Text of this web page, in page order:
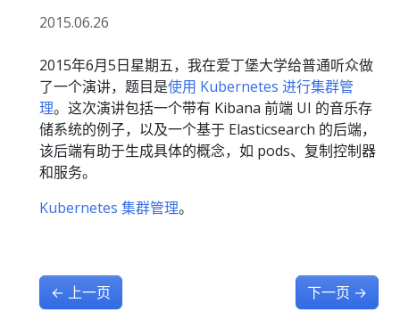
2015.06.26
2015年6月5日星期五，我在爱丁堡大学给普通听众做
了一个演讲，题目是使用 Kubernetes 进行集群管
理。这次演讲包括一个带有 Kibana 前端 UI 的音乐存
储系统的例子，以及一个基于 Elasticsearch 的后端，
该后端有助于生成具体的概念，如 pods、复制控制器
和服务。
Kubernetes 集群管理。
← 上一页 下一页 →